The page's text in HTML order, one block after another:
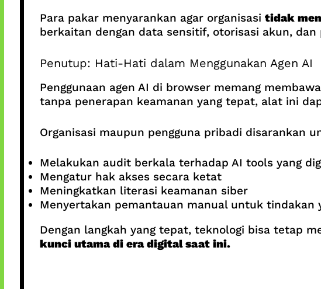
Para pakar menyarankan agar organisasi tidak
berkaitan dengan data sensitif, otorisasi akun,
Penutup: Hati-Hati dalam Menggunakan Agen AI
Penggunaan agen AI di browser memang
tanpa penerapan keamanan yang tepat, alat ini
Organisasi maupun pengguna pribadi disarankan
Melakukan audit berkala terhadap AI tools yang
Mengatur hak akses secara ketat
Meningkatkan literasi keamanan siber
Menyertakan pemantauan manual untuk tindakan
Dengan langkah yang tepat, teknologi bisa tetap
kunci utama di era digital saat ini.